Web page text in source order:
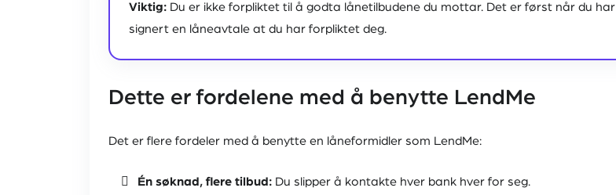
Viktig: Du er ikke forpliktet til å godta lånetilbudene du mottar. Det er først når du har
signert en låneavtale at du har forpliktet deg.
Dette er fordelene med å benytte LendMe
Det er flere fordeler med å benytte en låneformidler som LendMe:
Én søknad, flere tilbud:Du slipper å kontakte hver bank hver for seg.